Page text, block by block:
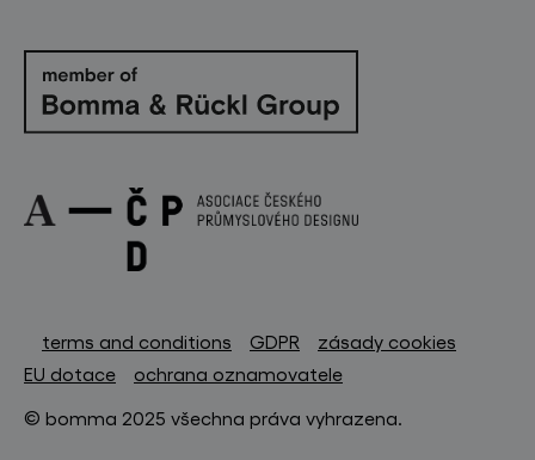
terms and conditions GDPR
zásady cookies
EU dotace
ochrana oznamovatele
© bomma 2025 všechna práva vyhrazena.